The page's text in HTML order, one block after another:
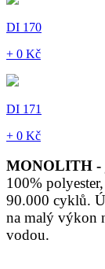
DI 170
+ 0 Kč
DI 171
+ 0 Kč
MONOLITH -
100%
90.000 cyklů.
na malý výkon
vodou.